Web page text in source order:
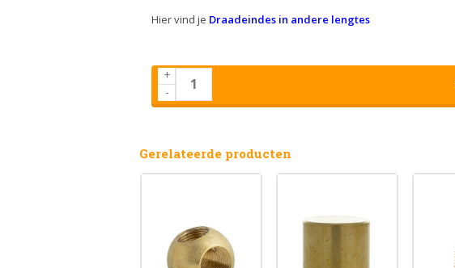
Hier vind je Draadeindes in andere lengtes
+
-
Gerelateerde producten